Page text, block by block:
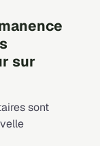
sur
sont